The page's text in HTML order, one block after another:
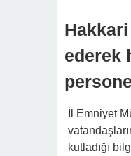
ederek
İl Emniyet
kutladığı